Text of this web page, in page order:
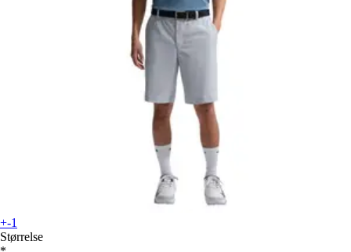
+-1
Størrelse